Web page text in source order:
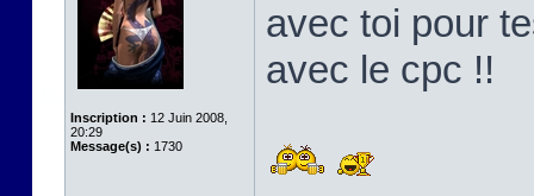
Inscription : 12 Juin 2008,
20:29
Message(s) : 1730
avec toi pour
avec le cpc !!